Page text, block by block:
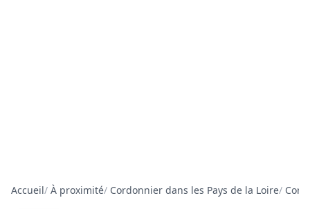
Accueil/ À proximité/ Cordonnier dans les Pays de la Loire/